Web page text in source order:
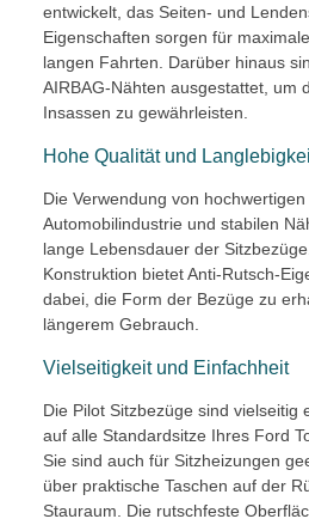
entwickelt, das Seiten- und
Eigenschaften sorgen für
langen Fahrten. Darüber hinaus
AIRBAG-Nähten ausgestattet, um
Insassen zu gewährleisten.
Hohe Qualität und
Die Verwendung von
Automobilindustrie und stabilen
lange Lebensdauer der
Konstruktion bietet Anti-Rutsch-
dabei, die Form der Bezüge zu
längerem Gebrauch.
Vielseitigkeit und Einfachheit
Die Pilot Sitzbezüge sind vielseitig
auf alle Standardsitze Ihres Ford
Sie sind auch für Sitzheizungen
über praktische Taschen auf der
Stauraum. Die rutschfeste